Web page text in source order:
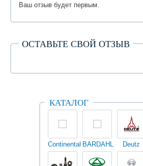
Ваш отзыв будет первым.
ОСТАВЬТЕ СВОЙ ОТЗЫВ
КАТАЛОГ
Continental BARDAHL Deutz